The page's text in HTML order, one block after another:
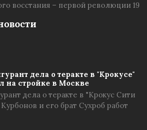
восстания – первой революции 19
дела о теракте в "Крокусе"
на стройке в Москве
дела о теракте в "Крокус Сити
и его брат Сухроб работ